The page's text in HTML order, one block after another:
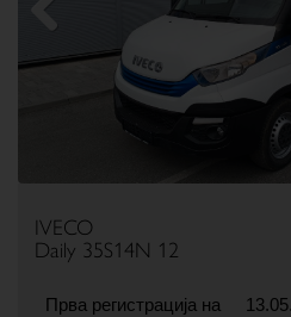
IVECO
Daily 35S14N 12
Прва регистрација на